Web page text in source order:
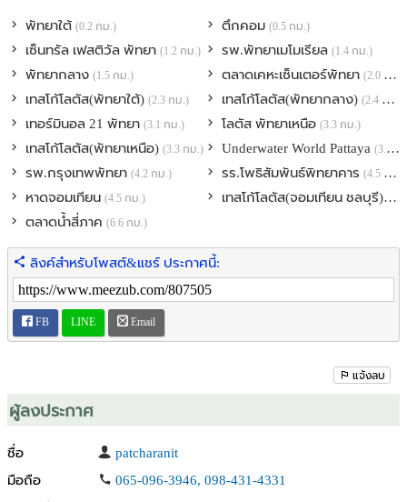
พัทยาใต้ (0.2 กม.) ตึกคอม (0.5 กม.)
เซ็นทรัล เฟสติวัล พัทยา (1.2 กม.) รพ.พัทยาเมโมเรียล (1.4 กม.)
พัทยากลาง (1.5 กม.) ตลาดเคหะเซ็นเตอร์พัทยา (2.0 กม.)
เทสโก้โลตัส(พัทยาใต้) (2.3 กม.) เทสโก้โลตัส(พัทยากลาง) (2.4 กม.)
เทอร์มินอล 21 พัทยา (3.1 กม.) โลตัส พัทยาเหนือ (3.3 กม.)
เทสโก้โลตัส(พัทยาเหนือ) (3.3 กม.) Underwater World Pattaya (3.3 กม.)
รพ.กรุงเทพพัทยา (4.2 กม.) รร.โพธิสัมพันธ์พิทยาคาร (4.5 กม.)
หาดจอมเทียน (4.5 กม.) เทสโก้โลตัส(จอมเทียน ชลบุรี)
ตลาดน้ำสี่ภาค (6.6 กม.)
ลิงค์สำหรับโพสต์&แชร์ ประกาศนี้:
FB LINE Email
แจ้งลบ
ผู้ลงประกาศ
ชื่อ
patcharanit
มือถือ
065-096-3946, 098-431-4331